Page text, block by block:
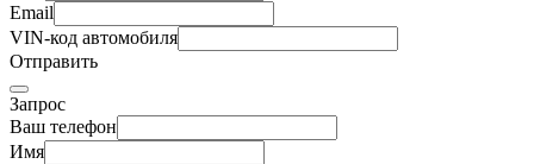
Email
VIN-код автомобиля
Отправить
Запрос
Ваш телефон
Имя